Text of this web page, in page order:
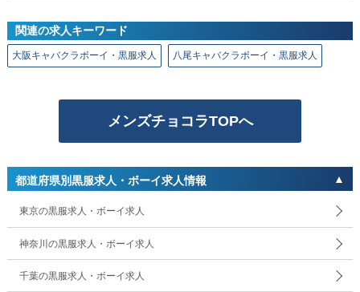
関連の求人キーワード
大阪キャバクラボーイ・黒服求人 八尾キャバクラボーイ・黒服求人
メンズチョコラTOPへ
都道府県別黒服求人・ボーイ求人情報
東京の黒服求人・ボーイ求人
神奈川の黒服求人・ボーイ求人
千葉の黒服求人・ボーイ求人